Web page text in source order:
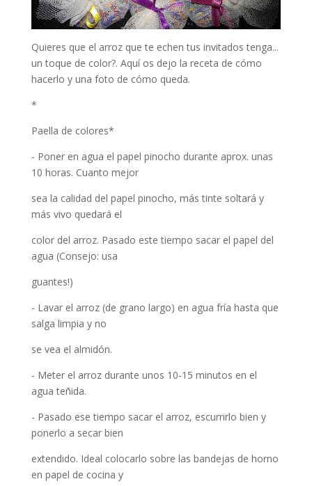
Quieres que el arroz que te echen tus invitados tenga...
un toque de color?. Aquí os dejo la receta de cómo
hacerlo y una foto de cómo queda.
*
Paella de colores*
- Poner en agua el papel pinocho durante aprox. unas
10 horas. Cuanto mejor
sea la calidad del papel pinocho, más tinte soltará y
más vivo quedará el
color del arroz. Pasado este tiempo sacar el papel del
agua (Consejo: usa
guantes!)
- Lavar el arroz (de grano largo) en agua fría hasta que
salga limpia y no
se vea el almidón.
- Meter el arroz durante unos 10-15 minutos en el
agua teñida.
- Pasado ese tiempo sacar el arroz, escurrirlo bien y
ponerlo a secar bien
extendido. Ideal colocarlo sobre las bandejas de horno
en papel de cocina y